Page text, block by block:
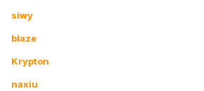
siwy
blaze
Krypton
naxiu